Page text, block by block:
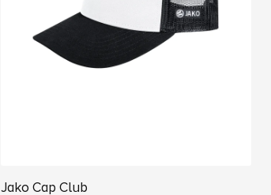
Jako Cap Club